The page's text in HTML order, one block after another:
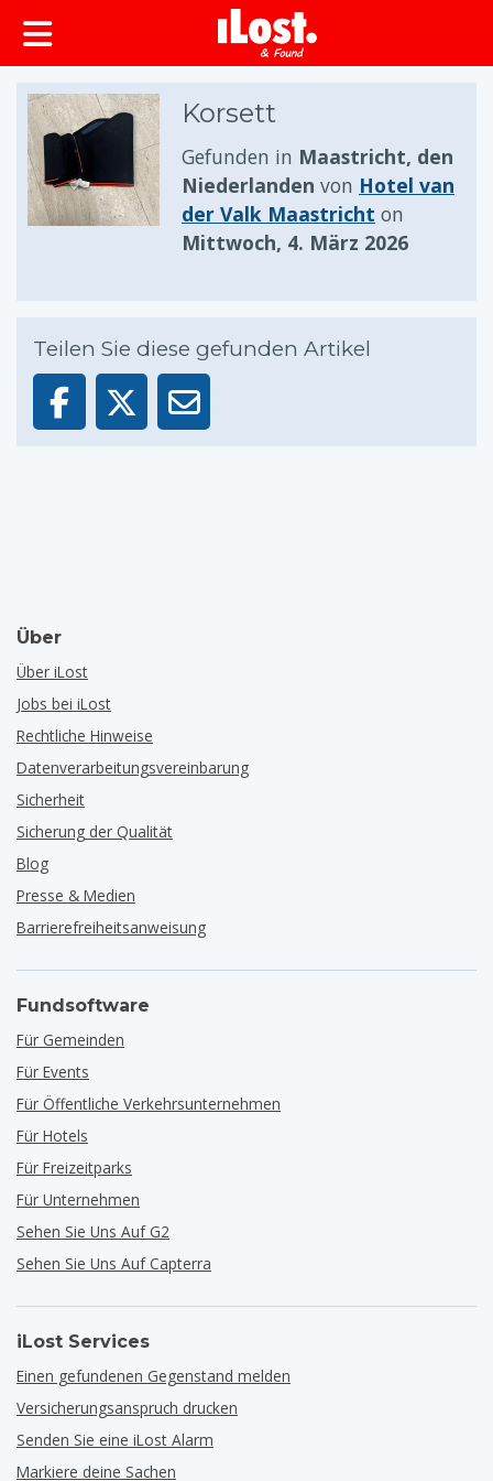
springen
Korsett
Gefunden in Maastricht, den
Niederlanden von Hotel van
der Valk Maastricht on
Mittwoch, 4. März 2026
Teilen Sie diese gefunden Artikel
Über
Über iLost
Jobs bei iLost
Rechtliche Hinweise
Datenverarbeitungsvereinbarung
Sicherheit
Sicherung der Qualität
Blog
Presse & Medien
Barrierefreiheitsanweisung
Fundsoftware
Für Gemeinden
Für Events
Für Öffentliche Verkehrsunternehmen
Für Hotels
Für Freizeitparks
Für Unternehmen
Sehen Sie Uns Auf G2
Sehen Sie Uns Auf Capterra
iLost Services
Einen gefundenen Gegenstand melden
Versicherungsanspruch drucken
Senden Sie eine iLost Alarm
Markiere deine Sachen